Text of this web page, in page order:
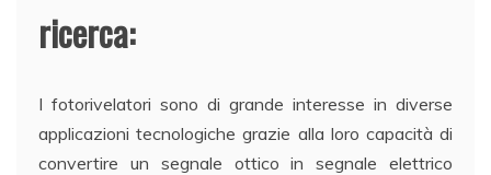
ricerca:
I fotorivelatori sono di grande interesse in diverse
applicazioni tecnologiche grazie alla loro capacità di
convertire un segnale ottico in segnale elettrico